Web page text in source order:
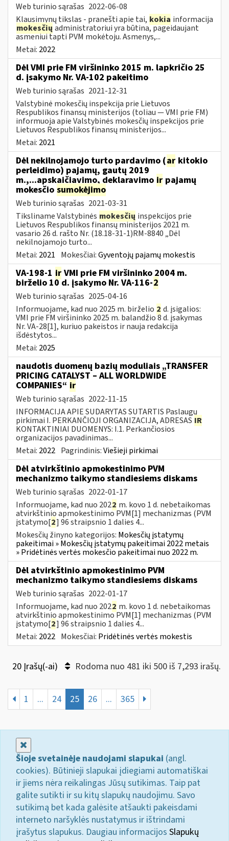
Web turinio sąrašas 2022-06-08
Klausimynų tikslas - pranešti apie tai, kokia informacija
mokesčių administratoriui yra būtina, pageidaujant
asmeniui tapti PVM mokėtoju. Asmenys,...
Metai: 2022
Dėl VMI prie FM viršininko 2015 m. lapkričio 25
d. įsakymo Nr. VA-102 pakeitimo
Web turinio sąrašas 2021-12-31
Valstybinė mokesčių inspekcija prie Lietuvos
Respublikos finansų ministerijos (toliau ― VMI prie FM)
informuoja apie Valstybinės mokesčių inspekcijos prie
Lietuvos Respublikos finansų ministerijos...
Metai: 2021
Dėl nekilnojamojo turto pardavimo (ar kitokio
perleidimo) pajamų, gautų 2019
m.,...apskaičiavimo, deklaravimo ir pajamų
mokesčio sumokėjimo
Web turinio sąrašas 2021-03-31
Tiksliname Valstybinės mokesčių inspekcijos prie
Lietuvos Respublikos finansų ministerijos 2021 m.
vasario 26 d. rašto Nr. (18.18-31-1)RM-8840 „Dėl
nekilnojamojo turto...
Metai: 2021 Mokesčiai:Gyventojų pajamų mokestis
VA-198-1 ir VMI prie FM viršininko 2004 m.
birželio 10 d. įsakymo Nr. VA-116-2
Web turinio sąrašas 2025-04-16
Informuojame, kad nuo 2025 m. birželio 2 d. įsigalios:
VMI prie FM viršininko 2025 m. balandžio 8 d. įsakymas
Nr. VA-28[1], kuriuo pakeistos ir nauja redakcija
išdėstytos...
Metai: 2025
naudotis duomenų bazių moduliais „TRANSFER
PRICING CATALYST – ALL WORLDWIDE
COMPANIES“ ir
Web turinio sąrašas 2022-11-15
INFORMACIJA APIE SUDARYTAS SUTARTIS Paslaugų
pirkimai I. PERKANČIOJI ORGANIZACIJA, ADRESAS IR
KONTAKTINIAI DUOMENYS: I.1. Perkančiosios
organizacijos pavadinimas...
Metai: 2022 Pagrindinis:Viešieji pirkimai
Dėl atvirkštinio apmokestinimo PVM
mechanizmo taikymo standiesiems diskams
Web turinio sąrašas 2022-01-17
Informuojame, kad nuo 2022 m. kovo 1 d. nebetaikomas
atvirkštinio apmokestinimo PVM[1] mechanizmas (PVM
įstatymo[2] 96 straipsnio 1 dalies 4...
Mokesčių žinyno kategorijos: Mokesčių įstatymų
pakeitimai » Mokesčių įstatymų pakeitimai 2022 metais
» Pridėtinės vertės mokesčio pakeitimai nuo 2022 m.
Dėl atvirkštinio apmokestinimo PVM
mechanizmo taikymo standiesiems diskams
Web turinio sąrašas 2022-01-17
Informuojame, kad nuo 2022 m. kovo 1 d. nebetaikomas
atvirkštinio apmokestinimo PVM[1] mechanizmas (PVM
įstatymo[2] 96 straipsnio 1 dalies 4...
Metai: 2022 Mokesčiai: Pridėtinės vertės mokestis
20 Įrašų(-ai) Rodoma nuo 481 iki 500 iš 7,293 irašų.
1 ... 24 25 26 ... 365
Šioje svetainėje naudojami slapukai (angl.
cookies). Būtinieji slapukai įdiegiami automatiškai
ir jiems nėra reikalingas Jūsų sutikimas. Taip pat
galite sutikti ir su kitų slapukų naudojimu. Savo
sutikimą bet kada galėsite atšaukti pakeisdami
interneto naršyklės nustatymus ir ištrindami
įrašytus slapukus. Daugiau informacijos Slapukų